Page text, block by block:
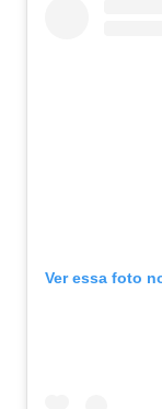
Ver essa foto